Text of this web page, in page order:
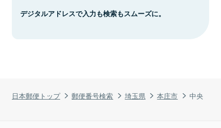
日本郵便トップ 郵便番号検索 埼玉県 本庄市 中央
デジタルアドレスで入力も検索もスムーズに。